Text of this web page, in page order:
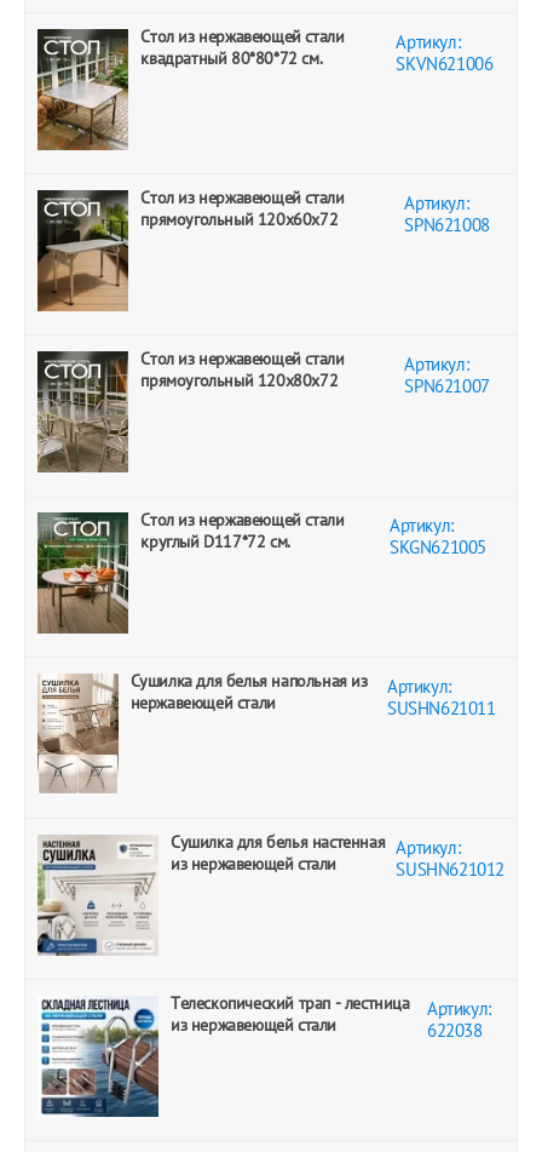
Стол из нержавеющей стали
квадратный 80*80*72 см.
Артикул:
SKVN621006
Стол из нержавеющей стали
прямоугольный 120х60х72
Артикул:
SPN621008
Стол из нержавеющей стали
прямоугольный 120х80х72
Артикул:
SPN621007
Стол из нержавеющей стали
круглый D117*72 см.
Артикул:
SKGN621005
Сушилка для белья напольная из
нержавеющей стали
Артикул:
SUSHN621011
Сушилка для белья настенная
из нержавеющей стали
Артикул:
SUSHN621012
Телескопический трап - лестница
из нержавеющей стали
Артикул:
622038